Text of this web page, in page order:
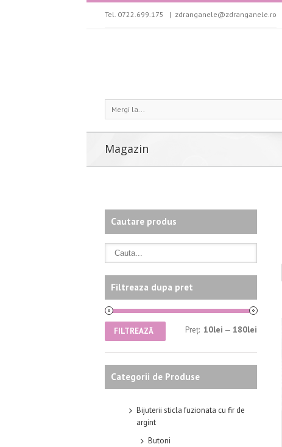
Tel. 0722.699.175 | zdranganele@zdranganele.ro
Mergi la...
Magazin
Cautare produs
Filtreaza dupa pret
FILTREAZĂ Preț: 10lei — 180lei
Categorii de Produse
Bijuterii sticla fuzionata cu fir de
argint
Butoni